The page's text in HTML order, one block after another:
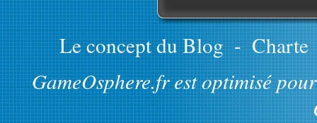
Le concept du Blog - Charte
GameOsphere.fr est optimisé